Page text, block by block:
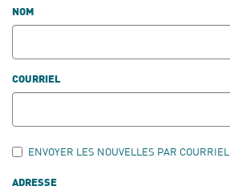
NOM
COURRIEL
ENVOYER LES NOUVELLES PAR COURRIEL
ADRESSE